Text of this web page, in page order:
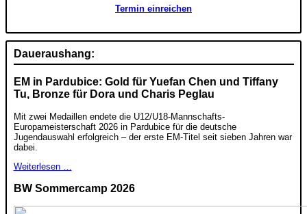
Termin einreichen
Daueraushang:
EM in Pardubice: Gold für Yuefan Chen und Tiffany
Tu, Bronze für Dora und Charis Peglau
Mit zwei Medaillen endete die U12/U18-Mannschafts-
Europameisterschaft 2026 in Pardubice für die deutsche
Jugendauswahl erfolgreich – der erste EM-Titel seit sieben Jahren war
dabei.
Weiterlesen …
BW Sommercamp 2026